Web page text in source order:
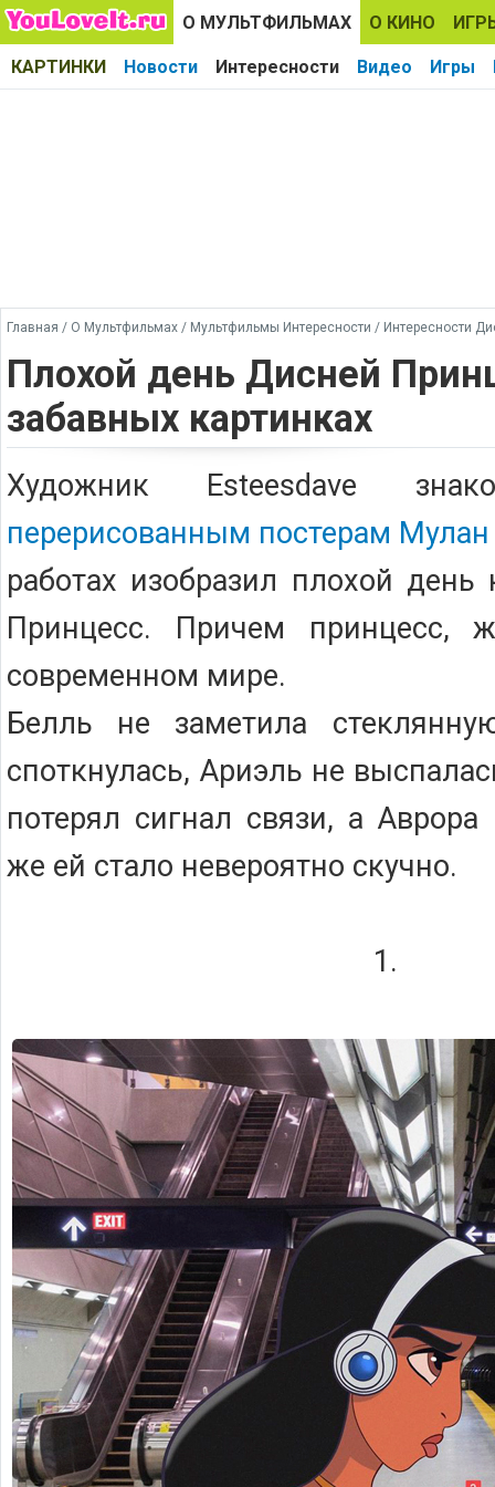
О МУЛЬТФИЛЬМАХ О КИНО
КАРТИНКИ Новости Интересности Видео Игры
Главная / О Мультфильмах / Мультфильмы Интересности / Интересности
Плохой день Дисней
забавных картинках
Художник Esteesdave
перерисованным постерам Мулан
работах изобразил плохой
Принцесс. Причем принцесс,
современном мире.
Белль не заметила
споткнулась, Ариэль не
потерял сигнал связи, а Аврора
же ей стало невероятно скучно.
1.